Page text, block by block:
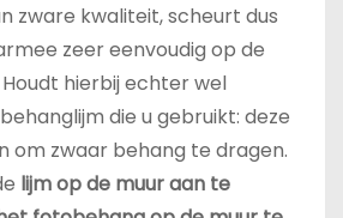
zware kwaliteit, scheurt dus
zeer eenvoudig op de
hierbij echter wel
die u gebruikt: deze
om zwaar behang te dragen.
lijm op de muur aan te